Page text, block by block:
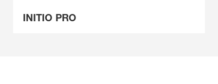
INITIO PRO